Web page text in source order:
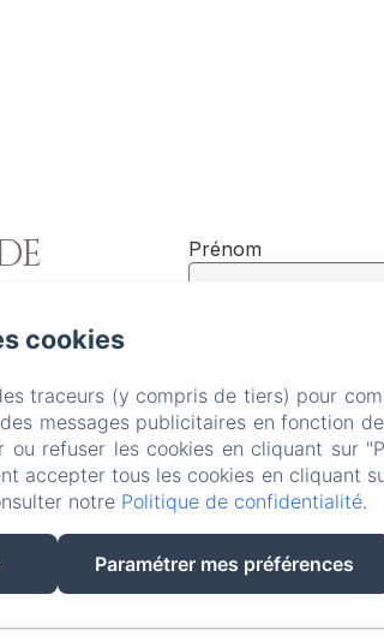
Prénom
Votre e-mail
cookies
traceurs (y compris de tiers) pour
messages publicitaires en fonction
ou refuser les cookies en cliquant sur
accepter tous les cookies en cliquant
notre Politique de confidentialité.
Paramétrer mes préférences